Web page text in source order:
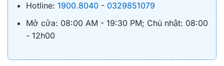
Hotline: 1900.8040- 0329851079
Mở cửa: 08:00 AM - 19:30 PM; Chủ nhật: 08:00
- 12h00